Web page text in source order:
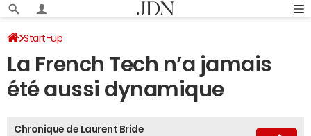
Start-up
La French Tech n’a jamais
été aussi dynamique
Chronique de Laurent Bride